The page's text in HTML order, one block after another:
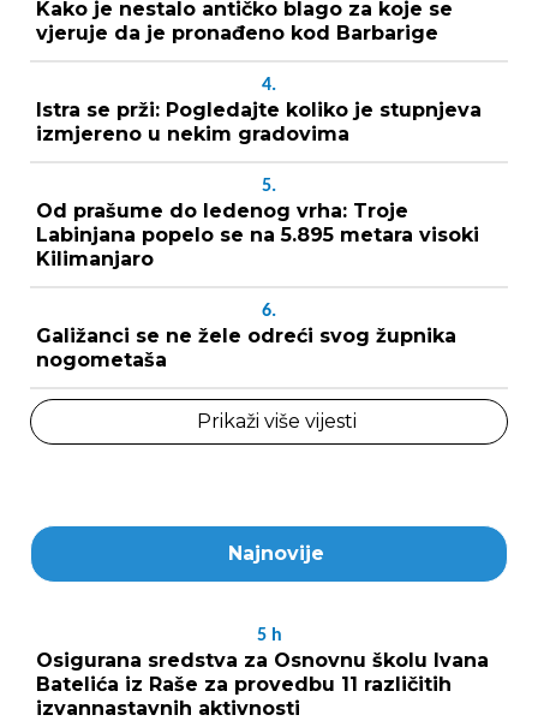
Kako je nestalo antičko blago za koje se
vjeruje da je pronađeno kod Barbarige
4.
Istra se prži: Pogledajte koliko je stupnjeva
izmjereno u nekim gradovima
5.
Od prašume do ledenog vrha: Troje
Labinjana popelo se na 5.895 metara visoki
Kilimanjaro
6.
Galižanci se ne žele odreći svog župnika
nogometaša
Prikaži više vijesti
Najnovije
5 h
Osigurana sredstva za Osnovnu školu Ivana
Batelića iz Raše za provedbu 11 različitih
izvannastavnih aktivnosti